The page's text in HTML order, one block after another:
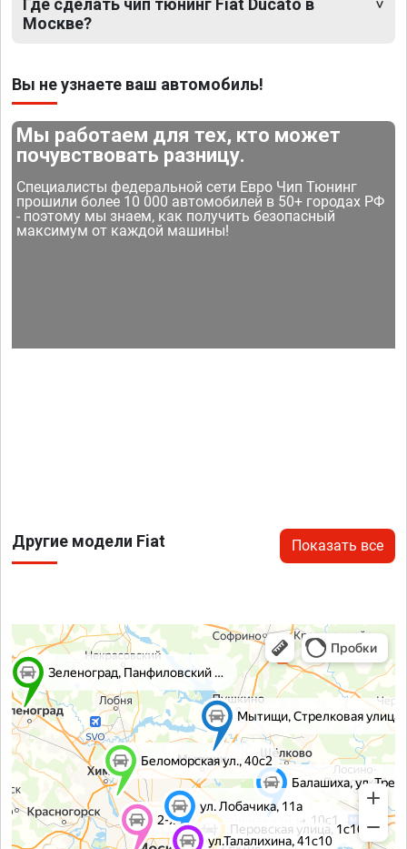
Где сделать чип тюнинг Fiat Ducato в
Москве?
Вы не узнаете ваш автомобиль!
Мы работаем для тех, кто может
почувствовать разницу.
Специалисты федеральной сети Евро Чип Тюнинг
прошили более 10 000 автомобилей в 50+ городах РФ
- поэтому мы знаем, как получить безопасный
максимум от каждой машины!
Другие модели Fiat Показать все